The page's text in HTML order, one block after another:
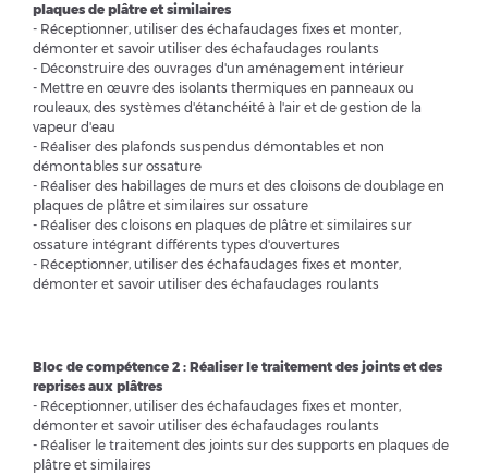
plaques de plâtre et similaires
- Réceptionner, utiliser des échafaudages fixes et monter,
démonter et savoir utiliser des échafaudages roulants
- Déconstruire des ouvrages d'un aménagement intérieur
- Mettre en œuvre des isolants thermiques en panneaux ou
rouleaux, des systèmes d'étanchéité à l'air et de gestion de la
vapeur d'eau
- Réaliser des plafonds suspendus démontables et non
démontables sur ossature
- Réaliser des habillages de murs et des cloisons de doublage en
plaques de plâtre et similaires sur ossature
- Réaliser des cloisons en plaques de plâtre et similaires sur
ossature intégrant différents types d'ouvertures
- Réceptionner, utiliser des échafaudages fixes et monter,
démonter et savoir utiliser des échafaudages roulants
Bloc de compétence 2 : Réaliser le traitement des joints et des
reprises aux plâtres
- Réceptionner, utiliser des échafaudages fixes et monter,
démonter et savoir utiliser des échafaudages roulants
- Réaliser le traitement des joints sur des supports en plaques de
plâtre et similaires